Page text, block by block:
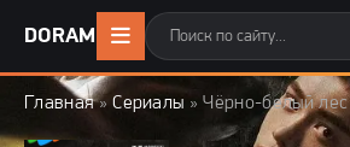
DORAMA24 .ONLINE
Главная»Сериалы » Чёрно-белый лес